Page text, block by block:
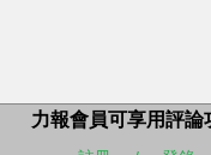
力報會員可享用評論